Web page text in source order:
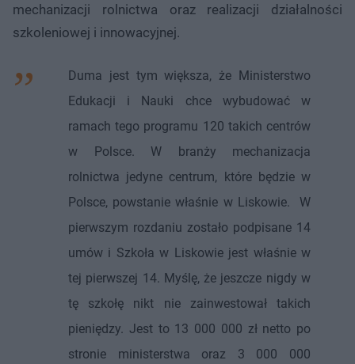
mechanizacji rolnictwa oraz realizacji działalności
szkoleniowej i innowacyjnej.
Duma jest tym większa, że Ministerstwo
Edukacji i Nauki chce wybudować w
ramach tego programu 120 takich centrów
w Polsce. W branży mechanizacja
rolnictwa jedyne centrum, które będzie w
Polsce, powstanie właśnie w Liskowie. W
pierwszym rozdaniu zostało podpisane 14
umów i Szkoła w Liskowie jest właśnie w
tej pierwszej 14. Myślę, że jeszcze nigdy w
tę szkołę nikt nie zainwestował takich
pieniędzy. Jest to 13 000 000 zł netto po
stronie ministerstwa oraz 3 000 000